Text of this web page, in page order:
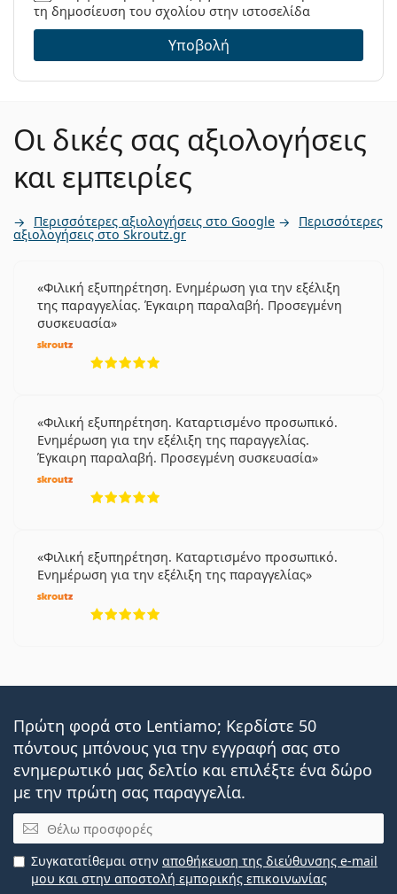
τη δημοσίευση του σχολίου στην ιστοσελίδα
Υποβολή
Οι δικές σας αξιολογήσεις
και εμπειρίες
Περισσότερες αξιολογήσεις στο Google Περισσότερες
αξιολογήσεις στο Skroutz.gr
Φιλική εξυπηρέτηση. Ενημέρωση για την εξέλιξη
της παραγγελίας. Έγκαιρη παραλαβή. Προσεγμένη
συσκευασία
Φιλική εξυπηρέτηση. Καταρτισμένο προσωπικό.
Ενημέρωση για την εξέλιξη της παραγγελίας.
Έγκαιρη παραλαβή. Προσεγμένη συσκευασία
Φιλική εξυπηρέτηση. Καταρτισμένο προσωπικό.
Ενημέρωση για την εξέλιξη της παραγγελίας
Πρώτη φορά στο Lentiamo; Κερδίστε 50
πόντους μπόνους για την εγγραφή σας στο
ενημερωτικό μας δελτίο και επιλέξτε ένα δώρο
με την πρώτη σας παραγγελία.
Email
Συγκατατίθεμαι στην αποθήκευση της διεύθυνσης e-mail
μου και στην αποστολή εμπορικής επικοινωνίας